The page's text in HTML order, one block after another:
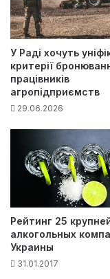
У Раді хочуть
критерії
працівників
агропідприємств
29.06.2026
Рейтинг 25
алкогольных
Украины
31.01.2017